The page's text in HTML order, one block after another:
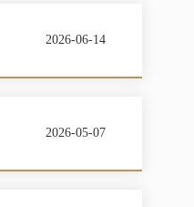
2026-06-14
2026-05-07